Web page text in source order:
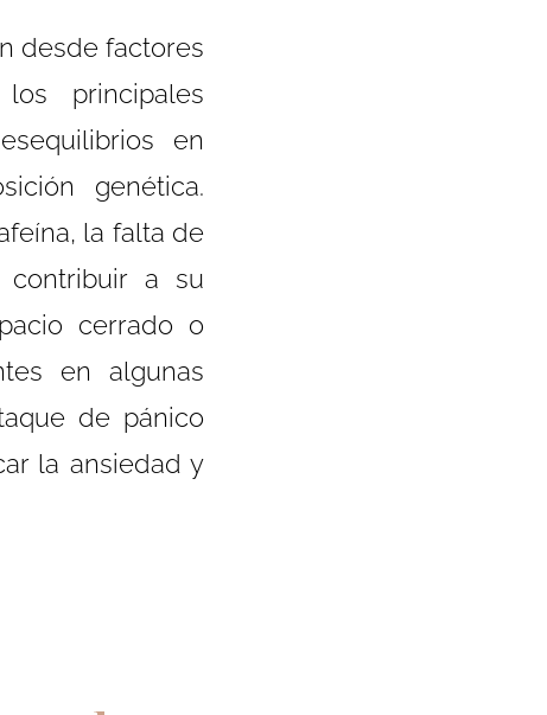
desde factores
principales
en
genética.
la falta de
contribuir a su
cerrado o
en algunas
de pánico
la ansiedad y